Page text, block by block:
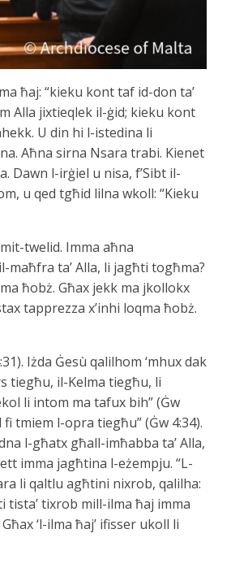
ħaj: “kieku kont taf id-don ta’
Alla jixtieqlek il-ġid; kieku kont
U din hi l-istedina li
Aħna sirna Nsara trabi. Kienet
Dawn l-irġiel u nisa, f’Sibt il-
u qed tgħid lilna wkoll: “Kieku
twelid. Imma aħna
maħfra ta’ Alla, li jagħti togħma?
ħobż. Għax jekk ma jkollokx
tapprezza x’inhi loqma ħobż.
Iżda Ġesù qalilhom ‘mhux dak
tiegħu, il-Kelma tiegħu, li
li intom ma tafux bih” (Ġw
tmiem l-opra tiegħu” (Ġw 4:34).
l-għatx għall-imħabba ta’ Alla,
imma jagħtina l-eżempju. “L-
li qaltlu agħtini nixrob, qalilha:
tista’ tixrob mill-ilma ħaj imma
‘l-ilma ħaj’ ifisser ukoll li